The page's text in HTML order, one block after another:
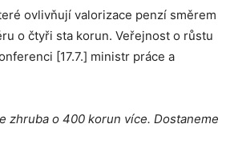
ovlivňují valorizace penzí směrem
o čtyři sta korun. Veřejnost o růstu
[17.7.] ministr práce a
zhruba o 400 korun více. Dostaneme